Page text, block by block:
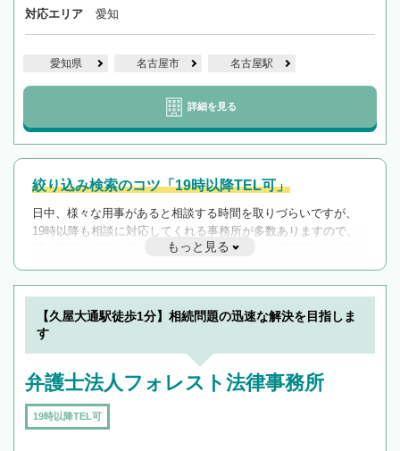
対応エリア 愛知
愛知県 名古屋市 名古屋駅
詳細を見る
絞り込み検索のコツ「19時以降TEL可」
日中、様々な用事があると相談する時間を取りづらいですが、
19時以降も相談に対応してくれる事務所が多数ありますので、
遅い時間の相談が増えそうな場合はそのような事務所に絞り込
んで検索してみましょう。
19時以降TEL可の条件
を加えて再検索
もっと見る
【久屋大通駅徒歩1分】相続問題の迅速な解決を目指しま
す
弁護士法人フォレスト法律事務所
19時以降TEL可